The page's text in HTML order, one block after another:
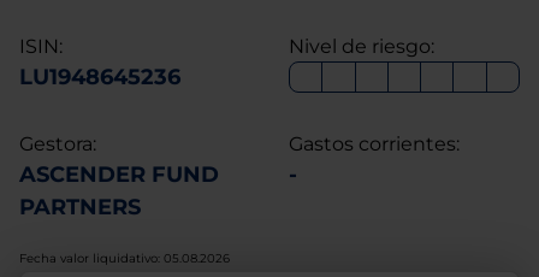
ISIN:
LU1948645236
Nivel de riesgo:
Gestora:
ASCENDER FUND
PARTNERS
Gastos corrientes:
-
Fecha valor liquidativo: 05.08.2026